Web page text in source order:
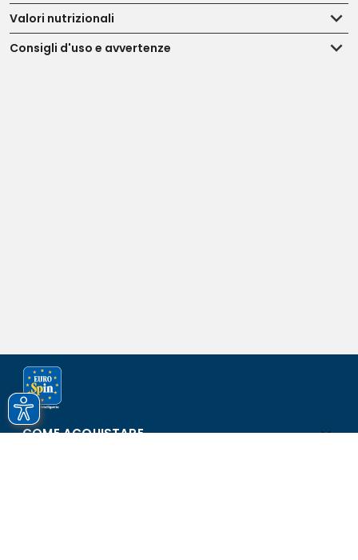
Valori nutrizionali
Consigli d'uso e avvertenze
COME ACQUISTARE